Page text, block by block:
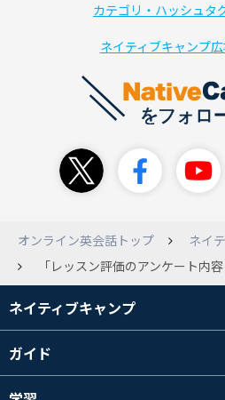
カテゴリ・ハッシュタ
ネイティブキャンプ
オンライン英会話トップ
ネイ
「レッスン評価のアンケート内容は講師詳細ページやみんなのレビューページに反映される」とありますが、高評価でないものもきちんと反映されていますか？ 好意的な内容の時は反映されるのですが、逆の場合は反映されません。 （★1つで評価すると非表示とのことなので、わざと星の数は増やして回答
ネイティブキャンプ
ガイド